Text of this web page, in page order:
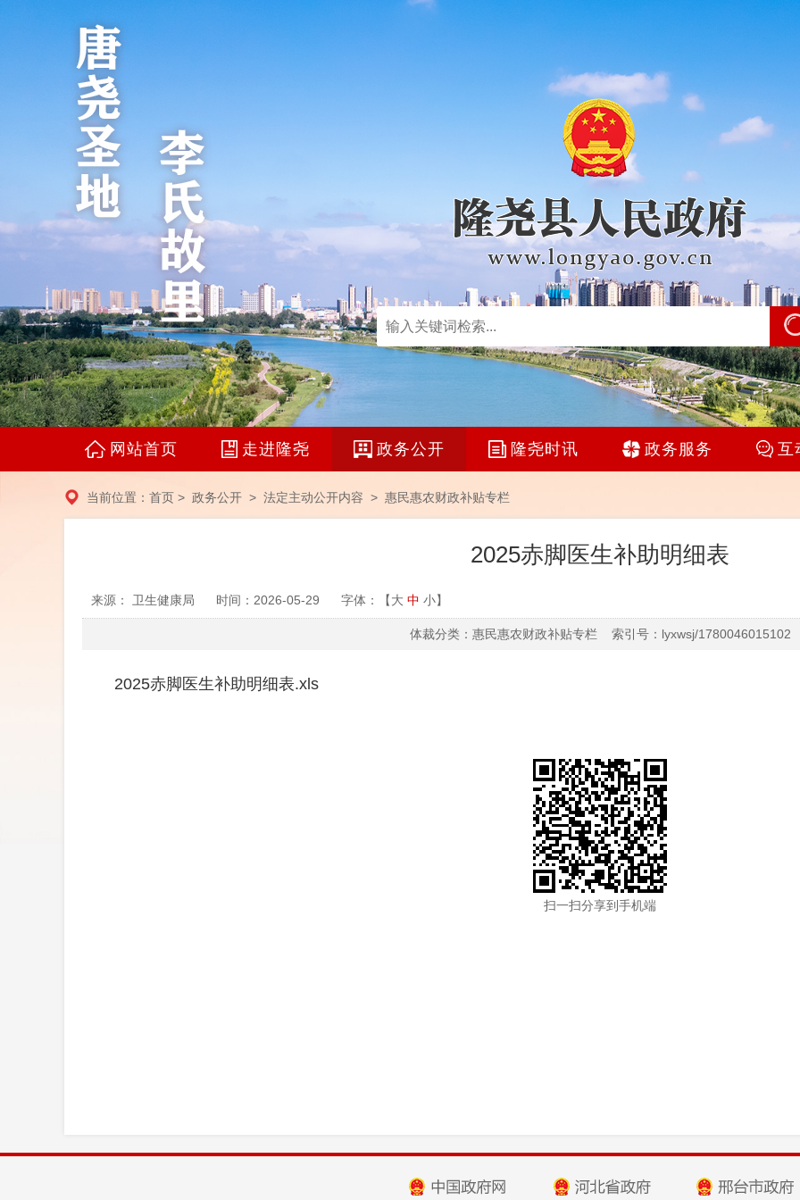
网站首页 走进隆尧 政务公开 隆尧时讯 政务服务 互
当前位置： 首页 > 政务公开 > 法定主动公开内容 > 惠民惠农财政补贴专栏
2025赤脚医生补助明细表
来源： 卫生健康局 时间：2026-05-29 字体：【大 中 小】
体裁分类：惠民惠农财政补贴专栏 索引号：lyxwsj/1780046015102
2025赤脚医生补助明细表.xls
扫一扫分享到手机端